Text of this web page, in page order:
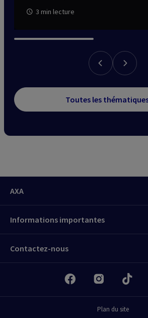
Connectez-vous
Espace client MyAXA
Connectez-vous
Espace clientMy
AXA Pro
Tout sur vos assurances
3 min lecture
Toutes les
AXA
Informations importantes
Contactez-nous
Plan du site